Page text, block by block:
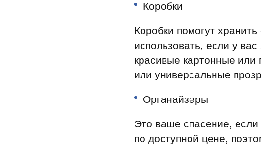
Коробки
Коробки помогут
использовать, если у
красивые картонные или
или универсальные
Органайзеры
Это ваше спасение,
по доступной цене,